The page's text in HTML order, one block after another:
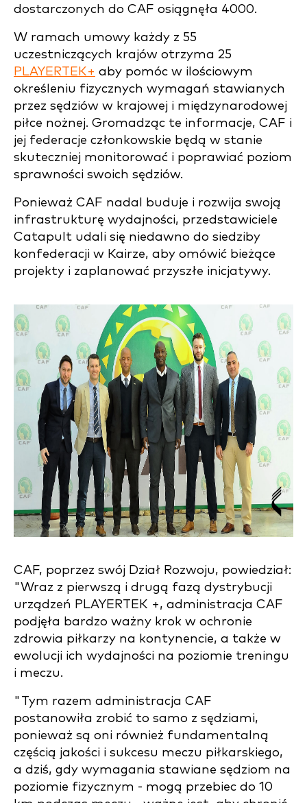
dostarczonych do CAF osiągnęła 4000.
W ramach umowy każdy z 55
uczestniczących krajów otrzyma 25
PLAYERTEK+ aby pomóc w ilościowym
określeniu fizycznych wymagań stawianych
przez sędziów w krajowej i międzynarodowej
piłce nożnej. Gromadząc te informacje, CAF i
jej federacje członkowskie będą w stanie
skuteczniej monitorować i poprawiać poziom
sprawności swoich sędziów.
Ponieważ CAF nadal buduje i rozwija swoją
infrastrukturę wydajności, przedstawiciele
Catapult udali się niedawno do siedziby
konfederacji w Kairze, aby omówić bieżące
projekty i zaplanować przyszłe inicjatywy.
CAF, poprzez swój Dział Rozwoju, powiedział:
"Wraz z pierwszą i drugą fazą dystrybucji
urządzeń PLAYERTEK +, administracja CAF
podjęła bardzo ważny krok w ochronie
zdrowia piłkarzy na kontynencie, a także w
ewolucji ich wydajności na poziomie treningu
i meczu.
"Tym razem administracja CAF
postanowiła zrobić to samo z sędziami,
ponieważ są oni również fundamentalną
częścią jakości i sukcesu meczu piłkarskiego,
a dziś, gdy wymagania stawiane sędziom na
poziomie fizycznym - mogą przebiec do 10